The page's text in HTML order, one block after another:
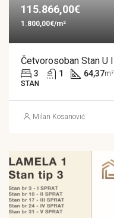
115.866,00€
1.800,00€/m²
Četvorosoban Stan U
3 1 64,37m²
STAN
Milan Kosanović